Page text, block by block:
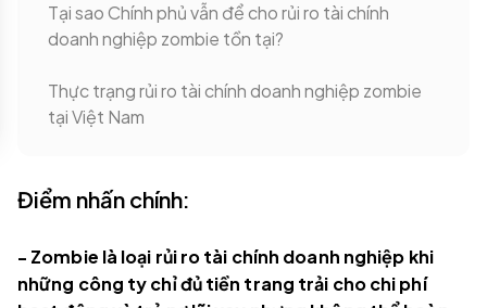
Tại sao Chính phủ vẫn để cho rủi ro tài chính
doanh nghiệp zombie tồn tại?
Thực trạng rủi ro tài chính doanh nghiệp zombie
tại Việt Nam
Điểm nhấn chính:
- Zombie là loại rủi ro tài chính doanh nghiệp khi
những công ty chỉ đủ tiền trang trải cho chi phí